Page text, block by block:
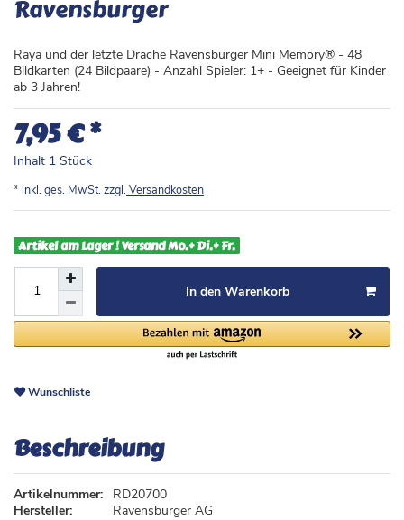
Ravensburger
Raya und der letzte Drache Ravensburger Mini Memory® - 48
Bildkarten (24 Bildpaare) - Anzahl Spieler: 1+ - Geeignet für Kinder
ab 3 Jahren!
7,95 €*
Inhalt 1 Stück
* inkl. ges. MwSt. zzgl. Versandkosten
Artikel am Lager ! Versand Mo.+ Di.+ Fr.
In den Warenkorb
Wunschliste
Beschreibung
Artikelnummer:
RD20700
Hersteller:
Ravensburger AG